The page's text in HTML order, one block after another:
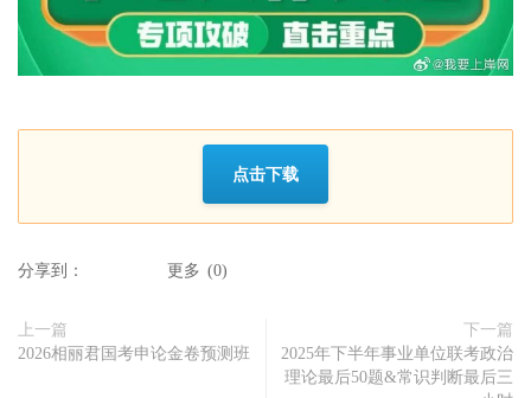
点击下载
分享到： 更多 (0)
上一篇
2026相丽君国考申论金卷预测班
下一篇
2025年下半年事业单位联考政治
理论最后50题&常识判断最后三